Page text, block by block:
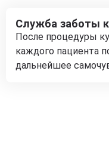
Служба заботы
После процедуры
каждого пациента
дальнейшее